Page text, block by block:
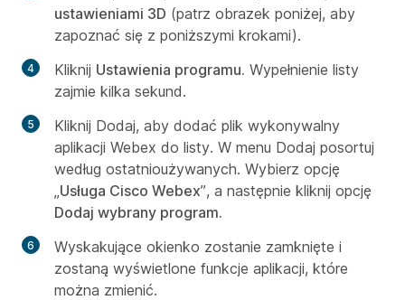
ustawieniami 3D (patrz obrazek poniżej, aby
zapoznać się z poniższymi krokami).
Kliknij Ustawienia programu. Wypełnienie listy
zajmie kilka sekund.
Kliknij Dodaj, aby dodać plik wykonywalny
aplikacji Webex do listy. W menu Dodaj posortuj
według ostatnioużywanych. Wybierz opcję
Usługa Cisco Webex”, a następnie kliknij opcję
Dodaj wybrany program.
Wyskakujące okienko zostanie zamknięte i
zostaną wyświetlone funkcje aplikacji, które
można zmienić.